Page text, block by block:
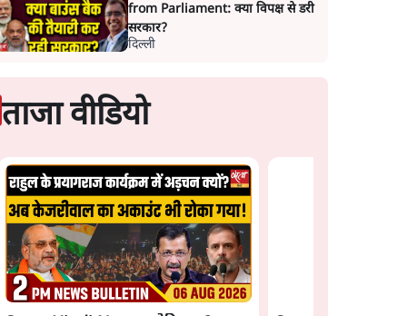
हैंडल
राम मंदिर में चढ़ावे को लेकर
विवाद: SP के मनोज यादव ने
BJP और RSS पर निशाना
from Parliament: क्या विपक्ष से डरी
सरकार?
दिल्ली
ताजा वीडियो